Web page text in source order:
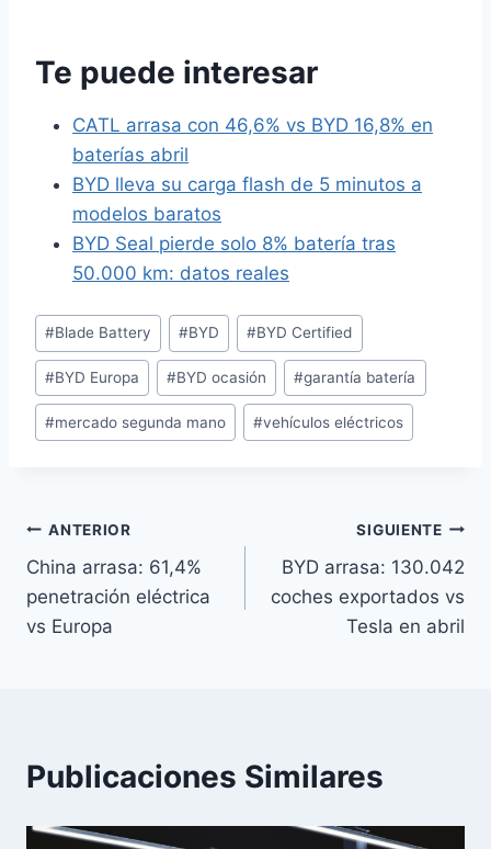
Te puede interesar
CATL arrasa con 46,6% vs BYD 16,8% en
baterías abril
BYD lleva su carga flash de 5 minutos a
modelos baratos
BYD Seal pierde solo 8% batería tras
50.000 km: datos reales
Etiquetas
de
la
entrada:
#Blade Battery #BYD #BYD Certified
#BYD Europa #BYD ocasión #garantía batería
#mercado segunda mano #vehículos eléctricos
Navegación
de
entradas
ANTERIOR
China arrasa: 61,4%
penetración eléctrica
vs Europa
SIGUIENTE
BYD arrasa: 130.042
coches exportados vs
Tesla en abril
Publicaciones Similares